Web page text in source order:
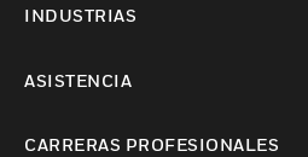
INDUSTRIAS
ASISTENCIA
CARRERAS PROFESIONALES